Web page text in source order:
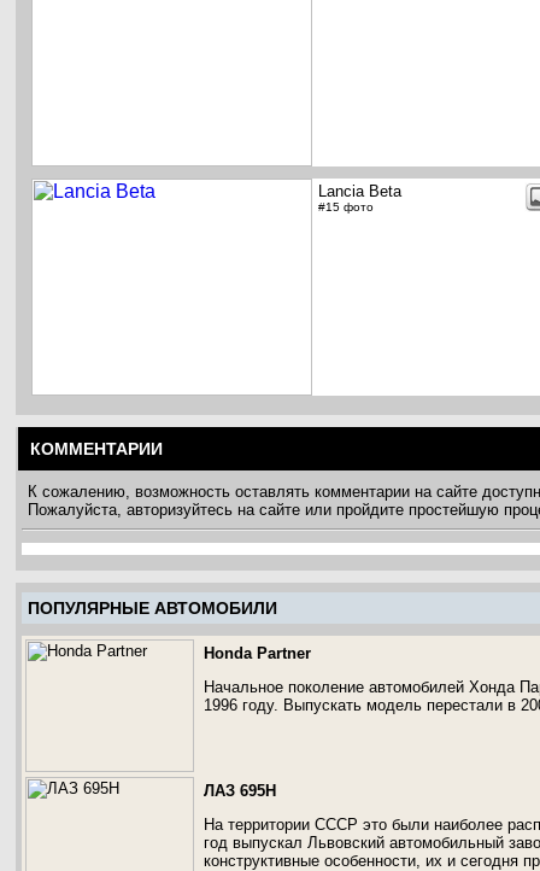
Lancia Beta
#15 фото
КОММЕНТАРИИ
К сожалению, возможность оставлять комментарии на сайте
Пожалуйста, авторизуйтесь на сайте или пройдите простейшую
ПОПУЛЯРНЫЕ АВТОМОБИЛИ
Honda Partner
Начальное поколение автомобилей Хонда
1996 году. Выпускать модель перестали в
ЛАЗ 695Н
На территории СССР это были наиболее
год выпускал Львовский автомобильный
конструктивные особенности, их и сегодня